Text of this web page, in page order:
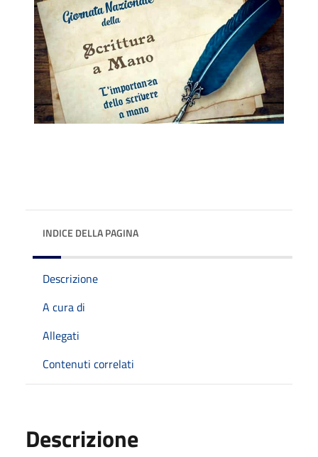
INDICE DELLA PAGINA
Descrizione
A cura di
Allegati
Contenuti correlati
Descrizione